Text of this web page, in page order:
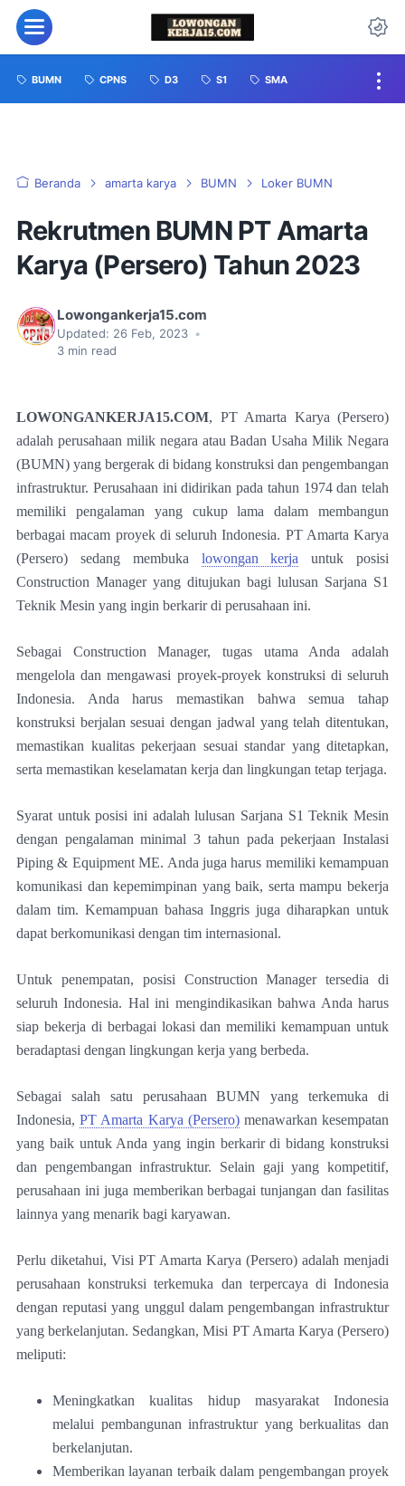
BUMN CPNS D3 S1 SMA
Beranda amarta karya BUMN Loker BUMN
Rekrutmen BUMN PT Amarta
Karya (Persero) Tahun 2023
Lowongankerja15.com
Updated: 26 Feb, 2023 •
3 min read
LOWONGANKERJA15.COM, PT Amarta Karya (Persero)
adalah perusahaan milik negara atau Badan Usaha Milik Negara
(BUMN) yang bergerak di bidang konstruksi dan pengembangan
infrastruktur. Perusahaan ini didirikan pada tahun 1974 dan telah
memiliki pengalaman yang cukup lama dalam membangun
berbagai macam proyek di seluruh Indonesia. PT Amarta Karya
(Persero) sedang membuka lowongan kerja untuk posisi
Construction Manager yang ditujukan bagi lulusan Sarjana S1
Teknik Mesin yang ingin berkarir di perusahaan ini.
Sebagai Construction Manager, tugas utama Anda adalah
mengelola dan mengawasi proyek-proyek konstruksi di seluruh
Indonesia. Anda harus memastikan bahwa semua tahap
konstruksi berjalan sesuai dengan jadwal yang telah ditentukan,
memastikan kualitas pekerjaan sesuai standar yang ditetapkan,
serta memastikan keselamatan kerja dan lingkungan tetap terjaga.
Syarat untuk posisi ini adalah lulusan Sarjana S1 Teknik Mesin
dengan pengalaman minimal 3 tahun pada pekerjaan Instalasi
Piping & Equipment ME. Anda juga harus memiliki kemampuan
komunikasi dan kepemimpinan yang baik, serta mampu bekerja
dalam tim. Kemampuan bahasa Inggris juga diharapkan untuk
dapat berkomunikasi dengan tim internasional.
Untuk penempatan, posisi Construction Manager tersedia di
seluruh Indonesia. Hal ini mengindikasikan bahwa Anda harus
siap bekerja di berbagai lokasi dan memiliki kemampuan untuk
beradaptasi dengan lingkungan kerja yang berbeda.
Sebagai salah satu perusahaan BUMN yang terkemuka di
Indonesia,PT Amarta Karya (Persero)menawarkan kesempatan
yang baik untuk Anda yang ingin berkarir di bidang konstruksi
dan pengembangan infrastruktur. Selain gaji yang kompetitif,
perusahaan ini juga memberikan berbagai tunjangan dan fasilitas
lainnya yang menarik bagi karyawan.
Perlu diketahui, Visi PT Amarta Karya (Persero) adalah menjadi
perusahaan konstruksi terkemuka dan terpercaya di Indonesia
dengan reputasi yang unggul dalam pengembangan infrastruktur
yang berkelanjutan. Sedangkan, Misi PT Amarta Karya (Persero)
meliputi:
Meningkatkan kualitas hidup masyarakat Indonesia
melalui pembangunan infrastruktur yang berkualitas dan
berkelanjutan.
Memberikan layanan terbaik dalam pengembangan proyek